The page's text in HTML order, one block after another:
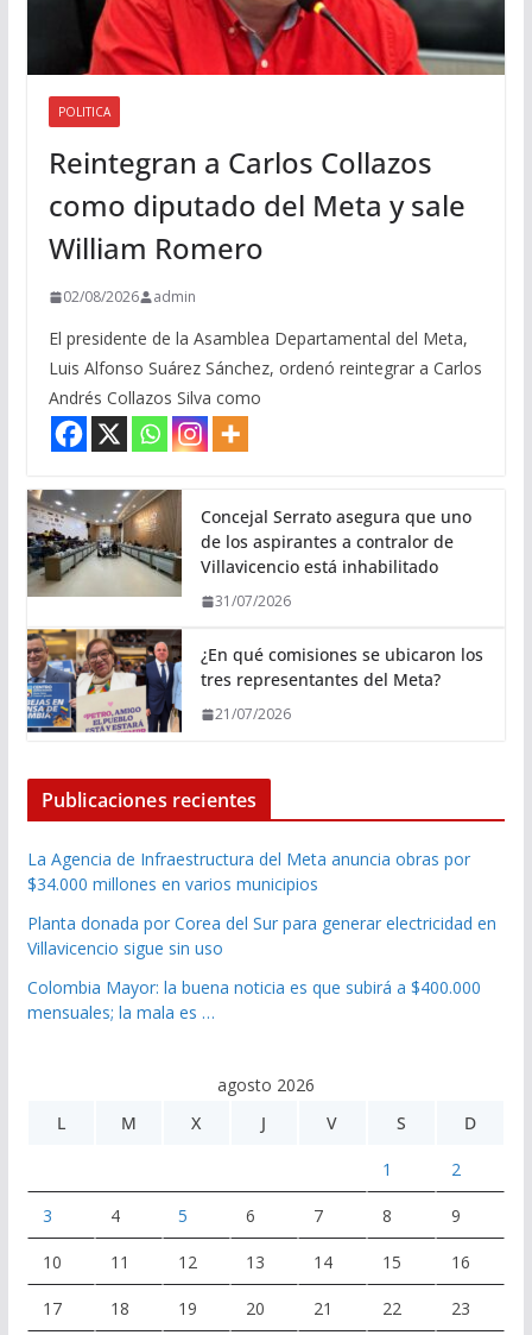
POLITICA
Reintegran a Carlos Collazos
como diputado del Meta y sale
William Romero
02/08/2026 admin
El presidente de la Asamblea Departamental del Meta,
Luis Alfonso Suárez Sánchez, ordenó reintegrar a Carlos
Andrés Collazos Silva como
Concejal Serrato asegura que uno
de los aspirantes a contralor de
Villavicencio está inhabilitado
31/07/2026
¿En qué comisiones se ubicaron los
tres representantes del Meta?
21/07/2026
Publicaciones recientes
La Agencia de Infraestructura del Meta anuncia obras por
$34.000 millones en varios municipios
Planta donada por Corea del Sur para generar electricidad en
Villavicencio sigue sin uso
Colombia Mayor: la buena noticia es que subirá a $400.000
mensuales; la mala es …
agosto 2026
L
M X J V S D
1 2
3 4 5 6 7 8 9
10 11 12 13 14 15 16
17 18 19 20 21 22 23